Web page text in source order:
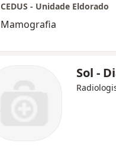
CEDUS - Unidade Eldorado
Mamografia
Sol -